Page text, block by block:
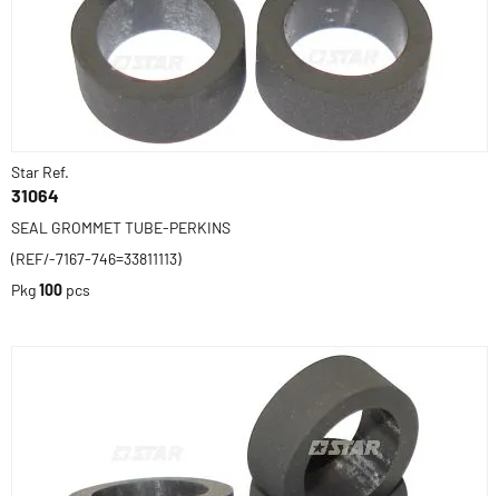
Star Ref.
31064
SEAL GROMMET TUBE-PERKINS
(REF/-7167-746=33811113)
Pkg100 pcs